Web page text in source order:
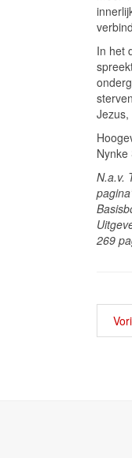
In het
Nynke
N.a.v.
269